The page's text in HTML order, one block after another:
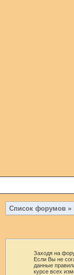
Список форумов »
Заходя на
Если Вы не
данные
курсе всех